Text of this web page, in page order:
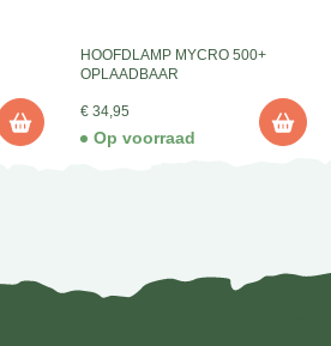
HOOFDLAMP MYCRO 500+
OPLAADBAAR
€ 34,95
Op voorraad